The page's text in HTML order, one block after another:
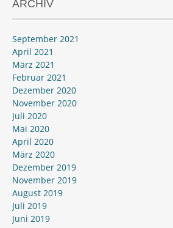
ARCHIV
September 2021
April 2021
März 2021
Februar 2021
Dezember 2020
November 2020
Juli 2020
Mai 2020
April 2020
März 2020
Dezember 2019
November 2019
August 2019
Juli 2019
Juni 2019